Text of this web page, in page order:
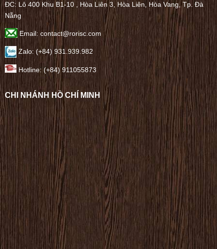
ĐC: Lô 400 Khu B1-10 , Hòa Liên 3, Hòa Liên, Hòa Vang, Tp. Đà
Nẵng
Email: contact@rorisc.com
Zalo: (+84) 931.939.982
Hotline: (+84) 911055873
CHI NHÁNH HỒ CHÍ MINH